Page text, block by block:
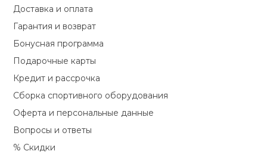
Доставка и оплата
Гарантия и возврат
Бонусная программа
Подарочные карты
Кредит и рассрочка
Сборка спортивного оборудования
Оферта и персональные данные
Вопросы и ответы
% Скидки